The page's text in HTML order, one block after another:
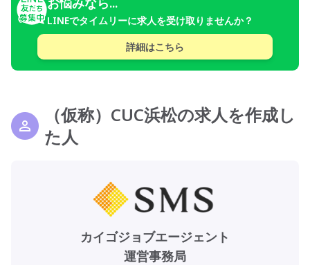
LINEでタイムリーに求人を受け取りませんか？
詳細はこちら
（仮称）CUC浜松の求人を作成し
た人
カイゴジョブエージェント
運営事務局